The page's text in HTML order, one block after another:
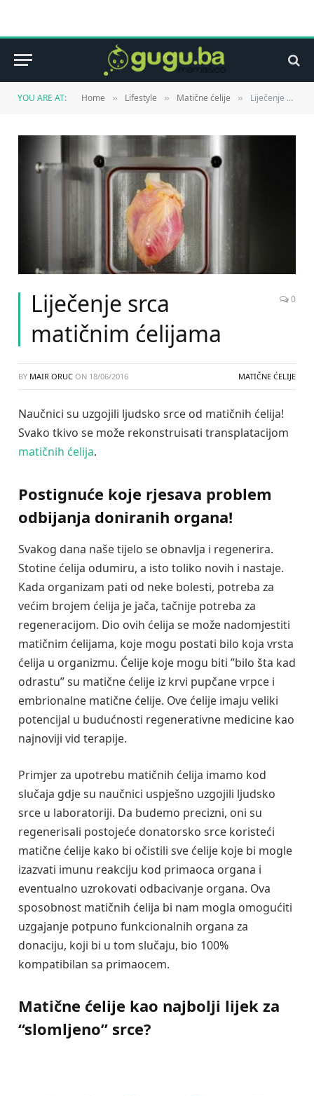
YOU ARE AT: Home » Lifestyle » Matične ćelije » Liječenje srca matičnim ćelijama
Liječenje srca
matičnim ćelijama
0
BY MAIR ORUC ON 18/06/2016 MATIČNE ĆELIJE
Naučnici su uzgojili ljudsko srce od matičnih ćelija!
Svako tkivo se može rekonstruisati transplatacijom
matičnih ćelija.
Postignuće koje rjesava problem
odbijanja doniranih organa!
Svakog dana naše tijelo se obnavlja i regenerira.
Stotine ćelija odumiru, a isto toliko novih i nastaje.
Kada organizam pati od neke bolesti, potreba za
većim brojem ćelija je jača, tačnije potreba za
regeneracijom. Dio ovih ćelija se može nadomjestiti
matičnim ćelijama, koje mogu postati bilo koja vrsta
ćelija u organizmu. Ćelije koje mogu biti ”bilo šta kad
odrastu” su matične ćelije iz krvi pupčane vrpce i
embrionalne matične ćelije. Ove ćelije imaju veliki
potencijal u budućnosti regenerativne medicine kao
najnoviji vid terapije.
Primjer za upotrebu matičnih ćelija imamo kod
slučaja gdje su naučnici uspješno uzgojili ljudsko
srce u laboratoriji. Da budemo precizni, oni su
regenerisali postojeće donatorsko srce koristeći
matične ćelije kako bi očistili sve ćelije koje bi mogle
izazvati imunu reakciju kod primaoca organa i
eventualno uzrokovati odbacivanje organa. Ova
sposobnost matičnih ćelija bi nam mogla omogućiti
uzgajanje potpuno funkcionalnih organa za
donaciju, koji bi u tom slučaju, bio 100%
kompatibilan sa primaocem.
Matične ćelije kao najbolji lijek za
“slomljeno” srce?